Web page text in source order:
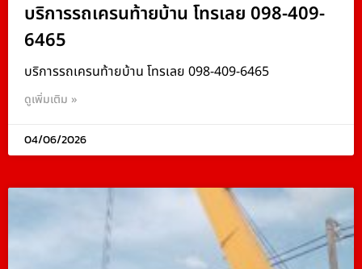
บริการรถเครนท้ายบ้าน โทรเลย 098-409-
6465
บริการรถเครนท้ายบ้าน โทรเลย 098-409-6465
ดูเพิ่มเติม »
04/06/2026